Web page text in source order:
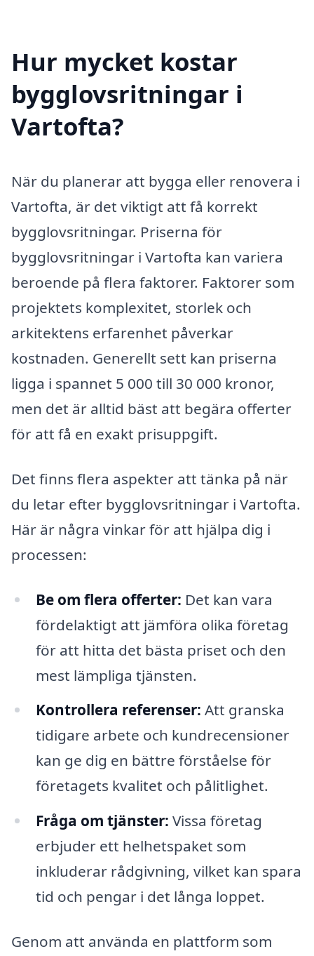
Hur mycket kostar
bygglovsritningar i
Vartofta?
När du planerar att bygga eller renovera i
Vartofta, är det viktigt att få korrekt
bygglovsritningar. Priserna för
bygglovsritningar i Vartofta kan variera
beroende på flera faktorer. Faktorer som
projektets komplexitet, storlek och
arkitektens erfarenhet påverkar
kostnaden. Generellt sett kan priserna
ligga i spannet 5 000 till 30 000 kronor,
men det är alltid bäst att begära offerter
för att få en exakt prisuppgift.
Det finns flera aspekter att tänka på när
du letar efter bygglovsritningar i Vartofta.
Här är några vinkar för att hjälpa dig i
processen:
Be om flera offerter: Det kan vara
fördelaktigt att jämföra olika företag
för att hitta det bästa priset och den
mest lämpliga tjänsten.
Kontrollera referenser: Att granska
tidigare arbete och kundrecensioner
kan ge dig en bättre förståelse för
företagets kvalitet och pålitlighet.
Fråga om tjänster: Vissa företag
erbjuder ett helhetspaket som
inkluderar rådgivning, vilket kan spara
tid och pengar i det långa loppet.
Genom att använda en plattform som